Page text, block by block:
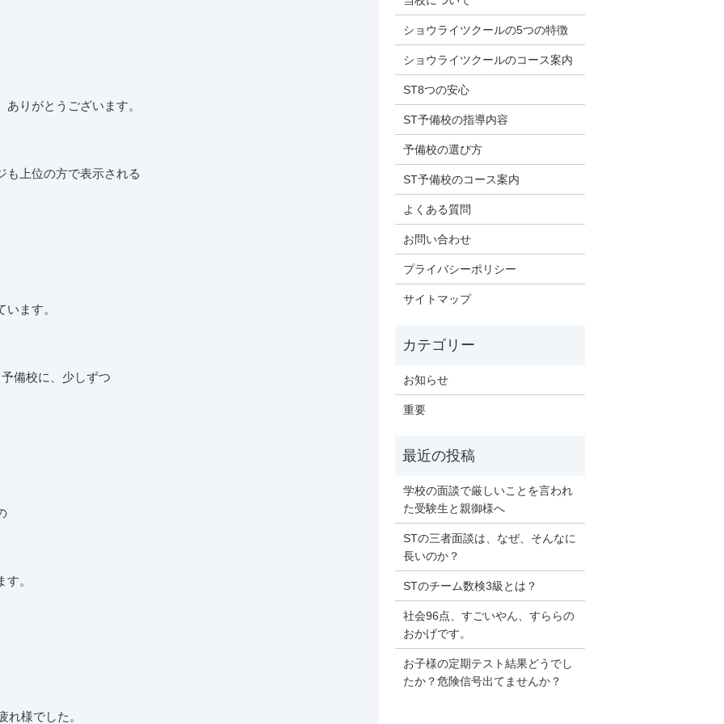
りがとうございます。
も上位の方で表示される
ます。
備校に、少しずつ
。
れ様でした。
ショウライツクールの5つの特徴
ショウライツクールのコース案内
ST8つの安心
ST予備校の指導内容
予備校の選び方
ST予備校のコース案内
よくある質問
お問い合わせ
プライバシーポリシー
サイトマップ
お知らせ
重要
学校の面談で厳しいことを言われ
た受験生と親御様へ
STの三者面談は、なぜ、そんなに
長いのか？
STのチーム数検3級とは？
社会96点、すごいやん、すららの
おかげです。
お子様の定期テスト結果どうでし
たか？危険信号出てませんか？